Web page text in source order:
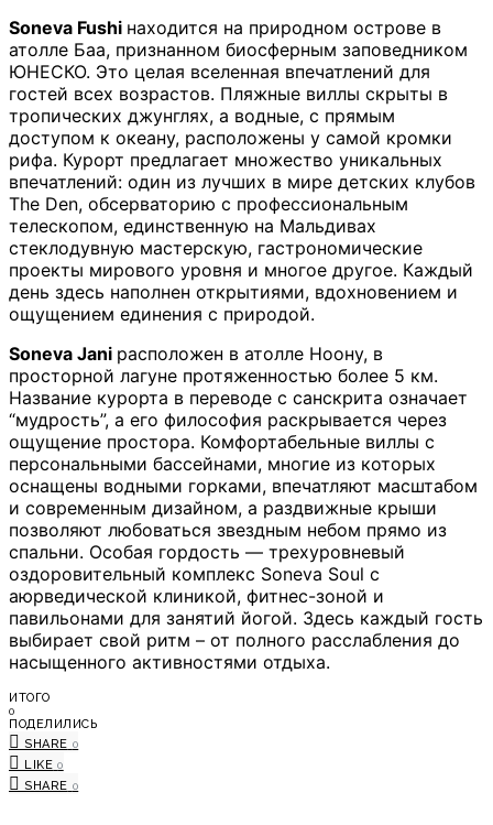
Soneva Fushi находится на природном острове в
атолле Баа, признанном биосферным заповедником
ЮНЕСКО. Это целая вселенная впечатлений для
гостей всех возрастов. Пляжные виллы скрыты в
тропических джунглях, а водные, с прямым
доступом к океану, расположены у самой кромки
рифа. Курорт предлагает множество уникальных
впечатлений: один из лучших в мире детских клубов
The Den, обсерваторию с профессиональным
телескопом, единственную на Мальдивах
стеклодувную мастерскую, гастрономические
проекты мирового уровня и многое другое. Каждый
день здесь наполнен открытиями, вдохновением и
ощущением единения с природой.
Soneva Jani расположен в атолле Ноону, в
просторной лагуне протяженностью более 5 км.
Название курорта в переводе с санскрита означает
“мудрость”, а его философия раскрывается через
ощущение простора. Комфортабельные виллы с
персональными бассейнами, многие из которых
оснащены водными горками, впечатляют масштабом
и современным дизайном, а раздвижные крыши
позволяют любоваться звездным небом прямо из
спальни. Особая гордость — трехуровневый
оздоровительный комплекс Soneva Soul с
аюрведической клиникой, фитнес-зоной и
павильонами для занятий йогой. Здесь каждый гость
выбирает свой ритм – от полного расслабления до
насыщенного активностями отдыха.
ИТОГО
0
ПОДЕЛИЛИСЬ
SHARE 0
LIKE 0
SHARE 0